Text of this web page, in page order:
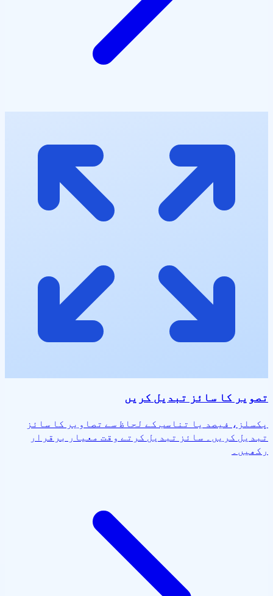
تصویر کا سائز تبدیل کریں
پکسلز، فیصد یا تناسب کے لحاظ سے تصاویر کا سائز
تبدیل کریں۔ سائز تبدیل کرتے وقت معیار برقرار
رکھیں۔